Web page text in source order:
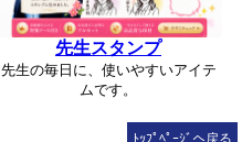
先生スタンプ
先生の毎日に、使いやすいアイテ
ムです。
ﾄｯﾌﾟﾍﾟｰｼﾞへ戻る